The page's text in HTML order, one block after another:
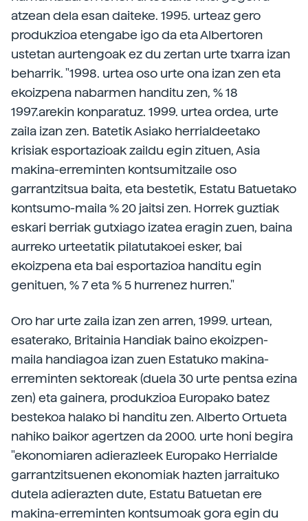
atzean dela esan daiteke. 1995. urteaz gero
produkzioa etengabe igo da eta Albertoren
ustetan aurtengoak ez du zertan urte txarra izan
beharrik. "1998. urtea oso urte ona izan zen eta
ekoizpena nabarmen handitu zen, % 18
1997.arekin konparatuz. 1999. urtea ordea, urte
zaila izan zen. Batetik Asiako herrialdeetako
krisiak esportazioak zaildu egin zituen, Asia
makina-erreminten kontsumitzaile oso
garrantzitsua baita, eta bestetik, Estatu Batuetako
kontsumo-maila % 20 jaitsi zen. Horrek guztiak
eskari berriak gutxiago izatea eragin zuen, baina
aurreko urteetatik pilatutakoei esker, bai
ekoizpena eta bai esportazioa handitu egin
genituen, % 7 eta % 5 hurrenez hurren."
Oro har urte zaila izan zen arren, 1999. urtean,
esaterako, Britainia Handiak baino ekoizpen-
maila handiagoa izan zuen Estatuko makina-
erreminten sektoreak (duela 30 urte pentsa ezina
zen) eta gainera, produkzioa Europako batez
bestekoa halako bi handitu zen. Alberto Ortueta
nahiko baikor agertzen da 2000. urte honi begira
"ekonomiaren adierazleek Europako Herrialde
garrantzitsuenen ekonomiak hazten jarraituko
dutela adierazten dute, Estatu Batuetan ere
makina-erreminten kontsumoak gora egin du